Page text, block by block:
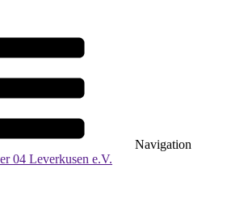
Navigation